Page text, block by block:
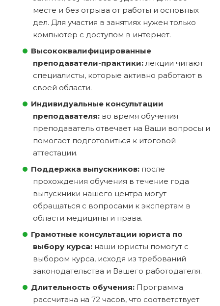
месте и без отрыва от работы и основных
дел. Для участия в занятиях нужен только
компьютер с доступом в интернет.
Высококвалифицированные
преподаватели-практики: лекции читают
специалисты, которые активно работают в
своей области.
Индивидуальные консультации
преподавателя: во время обучения
преподаватель отвечает на Ваши вопросы и
помогает подготовиться к итоговой
аттестации.
Поддержка выпускников: после
прохождения обучения в течение года
выпускники нашего центра могут
обращаться с вопросами к экспертам в
области медицины и права.
Грамотные консультации юриста по
выбору курса: наши юристы помогут с
выбором курса, исходя из требований
законодательства и Вашего работодателя.
Длительность обучения: Программа
рассчитана на 72 часов, что соответствует